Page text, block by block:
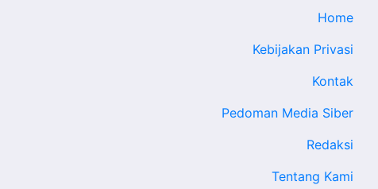
Home
Kebijakan Privasi
Kontak
Pedoman Media Siber
Redaksi
Tentang Kami